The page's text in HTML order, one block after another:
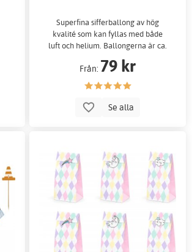
Superfina sifferballong av hög
kvalité som kan fyllas med både
luft och helium. Ballongerna är ca.
Från: 79 kr
Se alla